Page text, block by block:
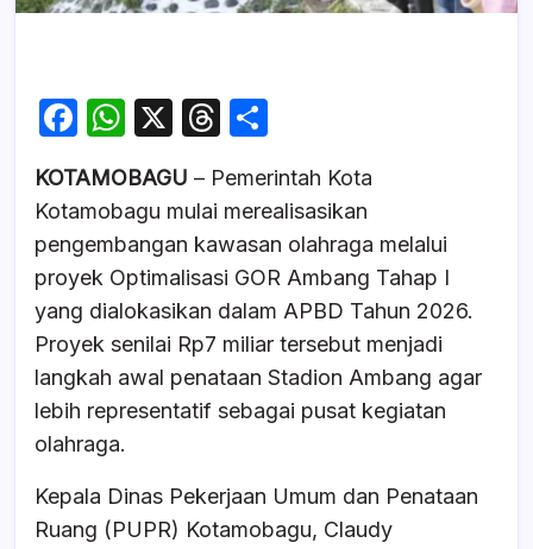
F
c
e
b
o
o
k
W
at
s
A
p
p
X
T
e
a
d
s
ar
e
KOTAMOBAGU – Pemerintah Kota
Kotamobagu mulai merealisasikan
pengembangan kawasan olahraga melalui
proyek Optimalisasi GOR Ambang Tahap I
yang dialokasikan dalam APBD Tahun 2026.
Proyek senilai Rp7 miliar tersebut menjadi
langkah awal penataan Stadion Ambang agar
lebih representatif sebagai pusat kegiatan
olahraga.
Kepala Dinas Pekerjaan Umum dan Penataan
Ruang (PUPR) Kotamobagu, Claudy